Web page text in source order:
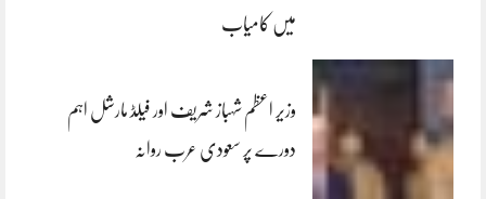
میں کامیاب
وزیر اعظم شہباز شریف اور فیلڈ مارشل اہم
دورے پر سعودی عرب روانہ